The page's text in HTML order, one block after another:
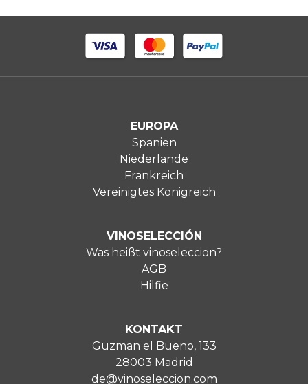
EUROPA
Spanien
Niederlande
Frankreich
Vereinigtes Königreich
VINOSELECCIÓN
Was heißt vinoseleccion?
AGB
Hilfie
KONTAKT
Guzman el Bueno, 133
28003 Madrid
de@vinoseleccion.com